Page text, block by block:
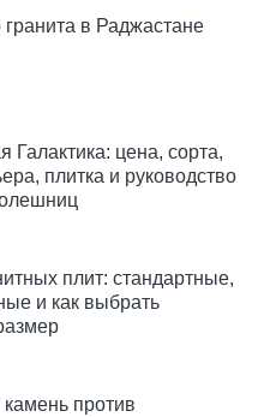
в Раджастане
Галактика: цена, сорта,
плитка и руководство
плит: стандартные,
и как выбрать
против